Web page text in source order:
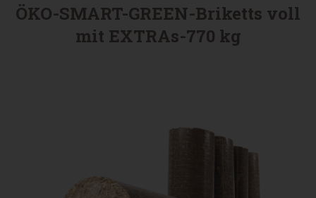
ÖKO-SMART-GREEN-Briketts voll
mit EXTRAs-770 kg